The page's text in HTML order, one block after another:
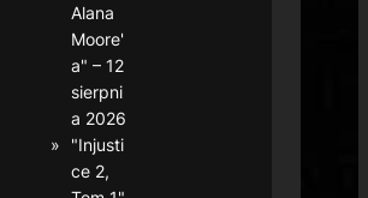
Alana
Moore'
a" – 12
sierpni
a 2026
"Injusti
ce 2,